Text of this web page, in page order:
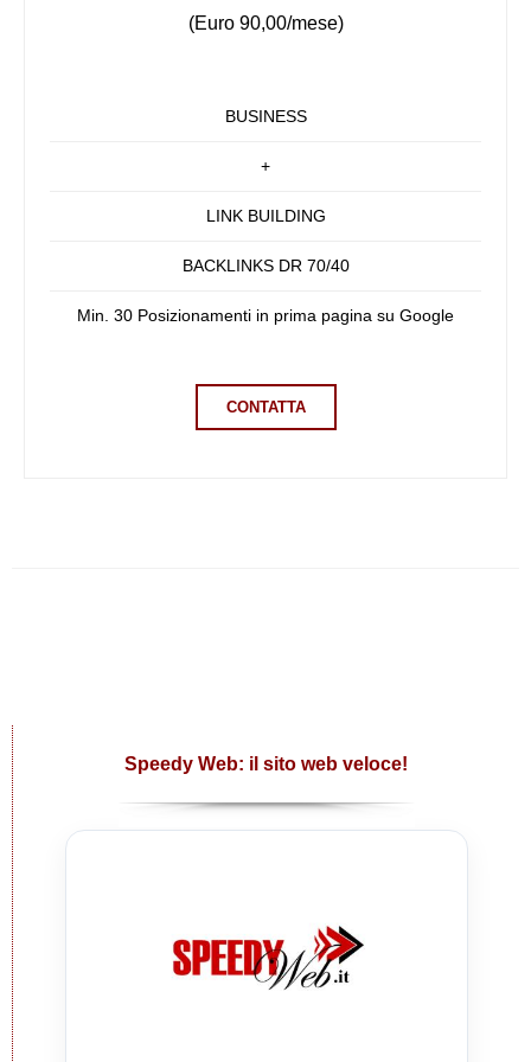
(Euro 90,00/mese)
BUSINESS
+
LINK BUILDING
BACKLINKS DR 70/40
Min. 30 Posizionamenti in prima pagina su Google
CONTATTA
Speedy Web: il sito web veloce!